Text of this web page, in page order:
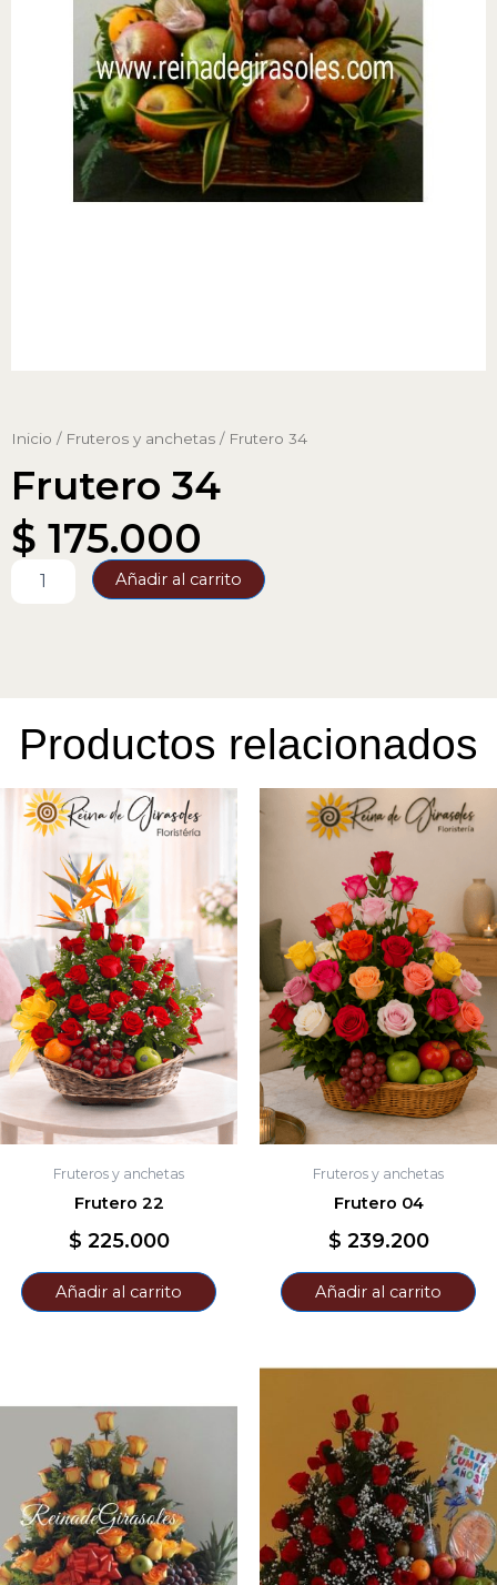
Inicio / Fruteros y anchetas / Frutero 34
Frutero 34
$ 175.000
Añadir al carrito
Productos relacionados
Fruteros y anchetas
Frutero 22
$ 225.000
Añadir al carrito
Fruteros y anchetas
Frutero 04
$ 239.200
Añadir al carrito